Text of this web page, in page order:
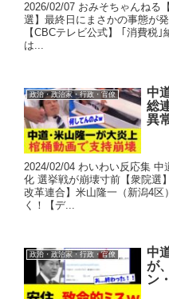
2026/02/07 おみそちゃんねる
選】最終日にまさかの事態が
【CBCテレビ公式】 ｢消費税
は...
政治・政治家・行政・官僚
中
総
異
2024/02/04 わいわい反応集 中
化 選挙戦が崩壊寸前【衆院選
改革連合】米山隆一（新潟4
く！【デ...
政治・政治家・行政・官僚
中
が
ン